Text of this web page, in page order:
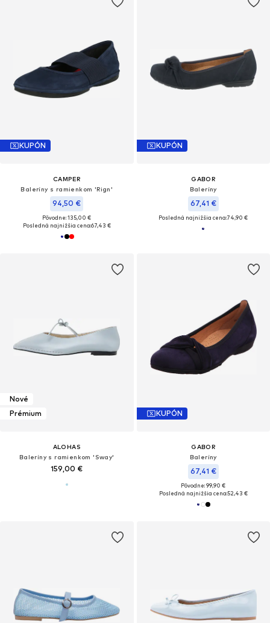
KUPÓN
CAMPER
Baleríny s ramienkom 'Rign'
94,50 €
Pôvodne: 135,00 €
Posledná najnižšia cena:67,43 €
KUPÓN
GABOR
Baleríny
67,41 €
Posledná najnižšia cena:74,90 €
Nové
Prémium
ALOHAS
Baleríny s ramienkom 'Sway'
159,00 €
KUPÓN
GABOR
Baleríny
67,41 €
Pôvodne: 99,90 €
Posledná najnižšia cena:52,43 €